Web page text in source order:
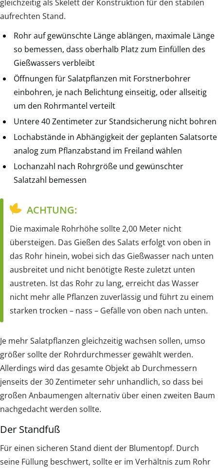
gleichzeitig als Skelett der Konstruktion für den stabilen
aufrechten Stand.
Rohr auf gewünschte Länge ablängen, maximale Länge
so bemessen, dass oberhalb Platz zum Einfüllen des
Gießwassers verbleibt
Öffnungen für Salatpflanzen mit Forstnerbohrer
einbohren, je nach Belichtung einseitig, oder allseitig
um den Rohrmantel verteilt
Untere 40 Zentimeter zur Standsicherung nicht bohren
Lochabstände in Abhängigkeit der geplanten Salatsorte
analog zum Pflanzabstand im Freiland wählen
Lochanzahl nach Rohrgröße und gewünschter
Salatzahl bemessen
ACHTUNG:
Die maximale Rohrhöhe sollte 2,00 Meter nicht
übersteigen. Das Gießen des Salats erfolgt von oben in
das Rohr hinein, wobei sich das Gießwasser nach unten
ausbreitet und nicht benötigte Reste zuletzt unten
austreten. Ist das Rohr zu lang, erreicht das Wasser
nicht mehr alle Pflanzen zuverlässig und führt zu einem
starken trocken – nass – Gefälle von oben nach unten.
Je mehr Salatpflanzen gleichzeitig wachsen sollen, umso
größer sollte der Rohrdurchmesser gewählt werden.
Allerdings wird das gesamte Objekt ab Durchmessern
jenseits der 30 Zentimeter sehr unhandlich, so dass bei
großen Anbaumengen alternativ über einen zweiten Baum
nachgedacht werden sollte.
Der Standfuß
Für einen sicheren Stand dient der Blumentopf. Durch
seine Füllung beschwert, sollte er im Verhältnis zum Rohr